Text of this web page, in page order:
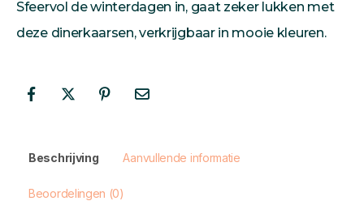
Sfeervol de winterdagen in, gaat zeker lukken met
deze dinerkaarsen, verkrijgbaar in mooie kleuren.
Beschrijving Aanvullende informatie
Beoordelingen (0)